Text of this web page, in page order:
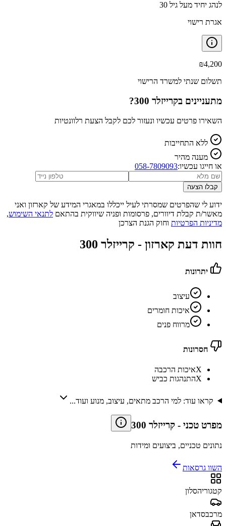
לנהג יחיד מעל גיל 30
אגרת רישוי
₪4,200
תשלום שנתי למשרד הרישוי
מתעניינים בקרייזלר 300 ?
השאירו פרטים עכשיו ונעזור לכם לקבל הצעת רלוונטיות
ללא התחייבות
מענה מהיר
או חייגו עכשיו:058-7809093
קבלו הצעה
ידוע לי שהפרטים שמסרתי לעיל ייכללו במאגרי המידע של קארזון ואני
מאשר/ת קבלת דיוורים, פרסומות ופניה שיווקית בהתאם לתנאי השימוש,
מדיניות הפרטיות וחוק הגנת הצרכן
חוות דעת קארזון - קרייזלר 300
יתרונות
עיצוב
איכות חומרים
מרווח פנים
חסרונות
Xאיכות הרכבה
Xהתנהגות כביש
קראו עוד: למי הרכב מתאים, עיצוב, מנוע ועוד...
מפרט טכני - קרייזלר 300
נתונים טכניים, ביצועים ומידות
השוו גרסאות
קטגוריהסלון
מרכבסדאן